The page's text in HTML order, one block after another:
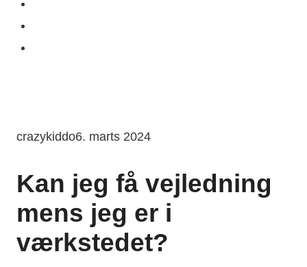
crazykiddo6. marts 2024
Kan jeg få vejledning
mens jeg er i
værkstedet?